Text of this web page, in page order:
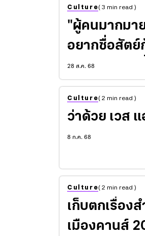
Culture( 3 min read )
"ผู้คนมากมายก
อยากซื่อสัตย์กับประเด็
อึดอัดและขันขื่นของ ‘พัค ชานอุค’ ผู้
แห่งศตวรรษ
28 ส.ค. 68
Culture( 2 min read )
ว่าด้วย เวส
8 ก.ค. 68
Culture( 2 min read )
เก็บตกเรื่อง
เมืองคานส์